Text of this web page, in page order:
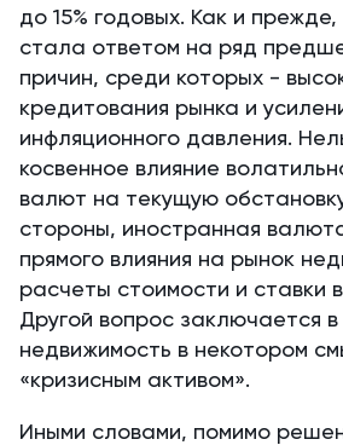
до 15% годовых. Как и
стала ответом на ряд
причин, среди которых -
кредитования рынка и
инфляционного давления.
косвенное влияние
валют на текущую
стороны, иностранная
прямого влияния на рынок
расчеты стоимости и ставки
Другой вопрос заключается
недвижимость в некотором
«кризисным активом».
Иными словами, помимо